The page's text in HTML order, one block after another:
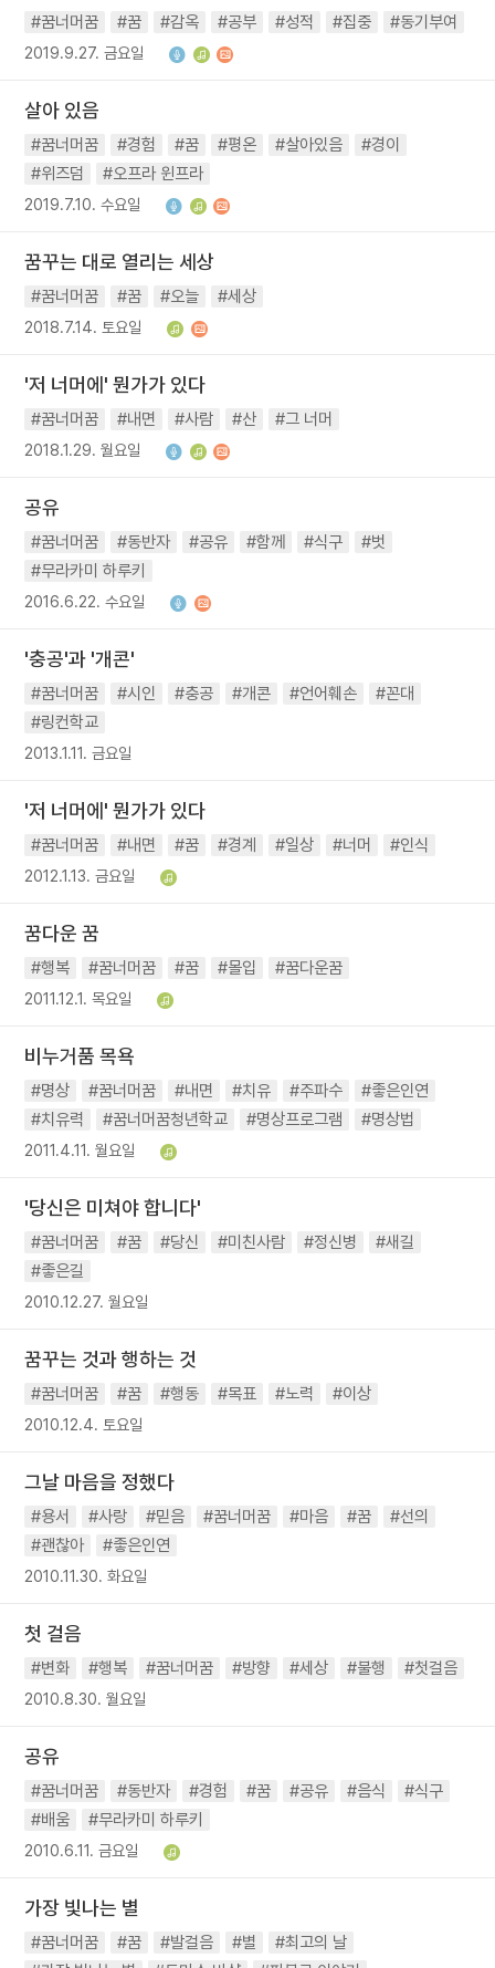
#꿈너머꿈 #꿈 #감옥 #공부 #성적 #집중 #동기부여
2019.9.27. 금요일
살아 있음
#꿈너머꿈 #경험 #꿈 #평온 #살아있음
#경이
#위즈덤
#오프라 윈프라
2019.7.10. 수요일
꿈꾸는 대로 열리는 세상
#꿈너머꿈 #꿈 #오늘 #세상
2018.7.14. 토요일
'저 너머에' 뭔가가 있다
#꿈너머꿈 #내면 #사람 #산 #그 너머
2018.1.29. 월요일
공유
#꿈너머꿈 #동반자 #공유 #함께 #식구
#벗
#무라카미 하루키
2016.6.22. 수요일
'충공'과 '개콘'
#꿈너머꿈 #시인 #충공 #개콘 #언어훼손
#꼰대
#링컨학교
2013.1.11. 금요일
'저 너머에' 뭔가가 있다
#꿈너머꿈 #내면 #꿈 #경계 #일상 #너머 #인식
2012.1.13. 금요일
꿈다운 꿈
#행복 #꿈너머꿈 #꿈 #몰입 #꿈다운꿈
2011.12.1. 목요일
비누거품 목욕
#명상 #꿈너머꿈 #내면 #치유 #주파수
#좋은인연
#치유력
#꿈너머꿈청년학교 #명상프로그램 #명상법
2011.4.11. 월요일
'당신은 미쳐야 합니다'
#꿈너머꿈 #꿈 #당신 #미친사람 #정신병
#새길
#좋은길
2010.12.27. 월요일
꿈꾸는 것과 행하는 것
#꿈너머꿈 #꿈 #행동 #목표 #노력 #이상
2010.12.4. 토요일
그날 마음을 정했다
#용서 #사랑 #믿음 #꿈너머꿈 #마음 #꿈
#선의
#괜찮아
#좋은인연
2010.11.30. 화요일
첫 걸음
#변화 #행복 #꿈너머꿈 #방향 #세상 #불행 #첫걸음
2010.8.30. 월요일
공유
#꿈너머꿈 #동반자 #경험 #꿈 #공유 #음식
#식구
#배움
#무라카미 하루키
2010.6.11. 금요일
가장 빛나는 별
#꿈너머꿈 #꿈 #발걸음 #별
#최고의 날